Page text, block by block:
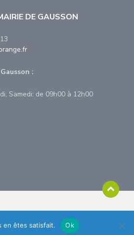
DE GAUSSON
:
Samedi: de 09h00 à 12h00
en êtes satisfait.
Ok